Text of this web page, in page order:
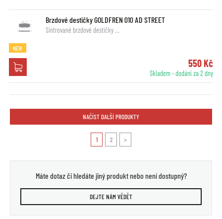
Brzdové destičky GOLDFREN 010 AD STREET
Sintrované brzdové destičky …
NEW
550 Kč
Skladem - dodání za 2 dny
NAČÍST DALŠÍ PRODUKTY
1 2 >
Máte dotaz či hledáte jiný produkt nebo není dostupný?
DEJTE NÁM VĚDĚT